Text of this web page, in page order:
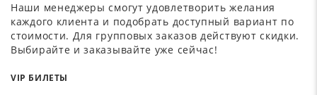
Наши менеджеры смогут удовлетворить желания
каждого клиента и подобрать доступный вариант по
стоимости. Для групповых заказов действуют скидки.
Выбирайте и заказывайте уже сейчас!
VIP БИЛЕТЫ